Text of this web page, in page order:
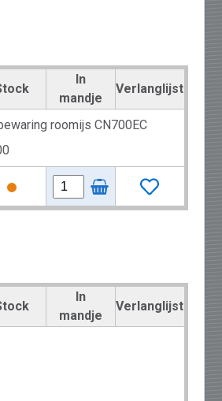
In
mandje
Verlanglijst
roomijs CN700EC
In
mandje
Verlanglijst